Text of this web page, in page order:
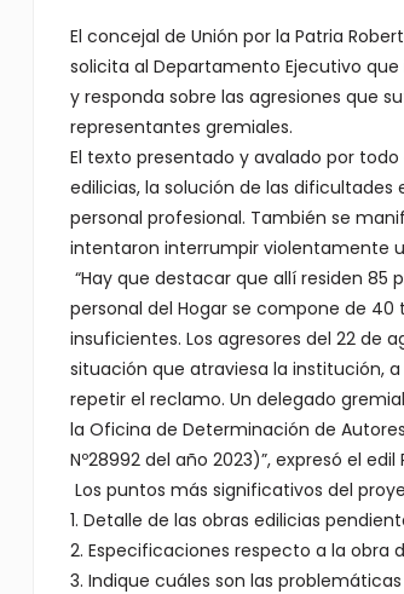
El concejal de Unión por la Patria
solicita al Departamento Ejecutivo que
y responda sobre las agresiones que
representantes gremiales.
El texto presentado y avalado por
edilicias, la solución de las
personal profesional. También se
intentaron interrumpir violentamente
“Hay que destacar que allí residen
personal del Hogar se compone de
insuficientes. Los agresores del 22 de
situación que atraviesa la institución,
repetir el reclamo. Un delegado
la Oficina de Determinación de
Nº28992 del año 2023)”, expresó el edil
Los puntos más significativos del
1. Detalle de las obras edilicias
2. Especificaciones respecto a la obra
3. Indique cuáles son las